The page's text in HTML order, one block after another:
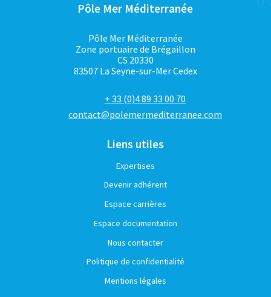
Pôle Mer Méditerranée
Pôle Mer Méditerranée
Zone portuaire de Brégaillon
CS 20330
83507 La Seyne-sur-Mer Cedex
+ 33 (0)4 89 33 00 70
contact@polemermediterranee.com
Liens utiles
Expertises
Devenir adhérent
Espace carrières
Espace documentation
Nous contacter
Politique de confidentialité
Mentions légales